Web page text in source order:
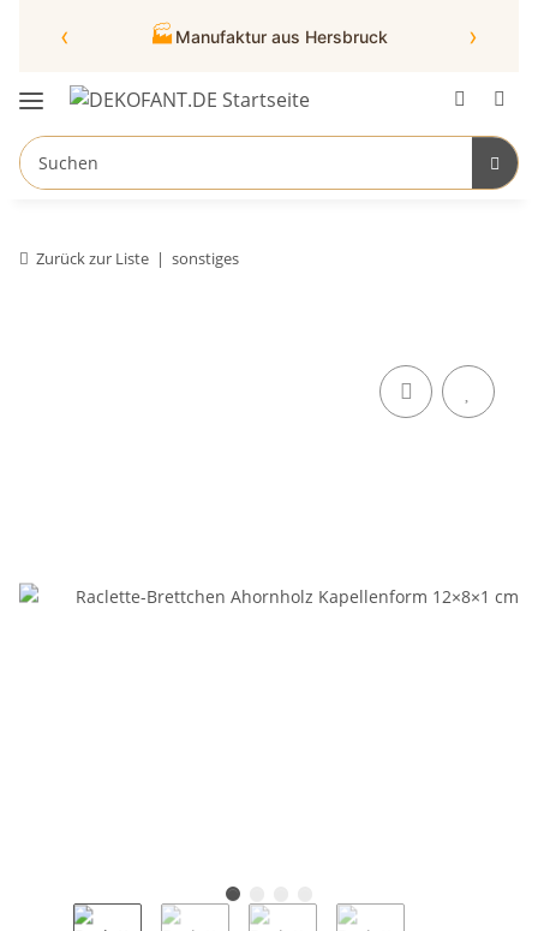
‹ 🏭 Manufaktur aus Hersbruck ›
Zurück zur Liste sonstiges